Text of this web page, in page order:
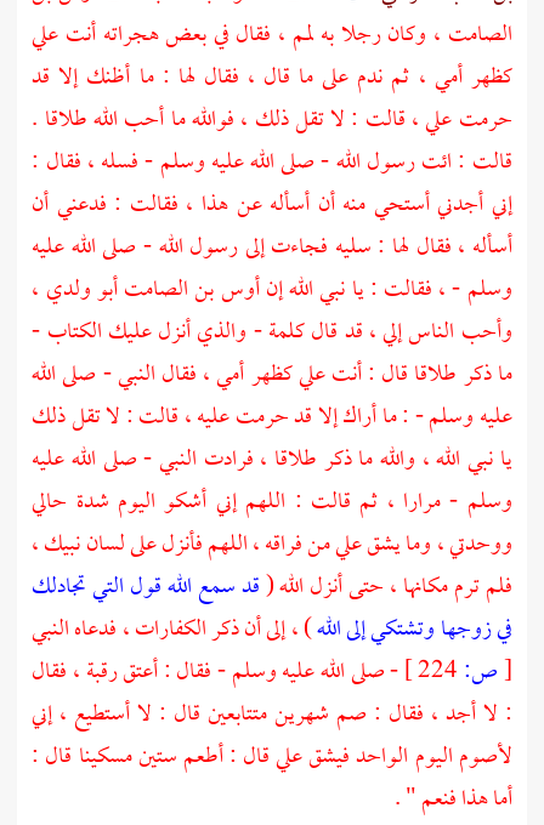
الصامت ، وكان رجلا به لمم ، فقال في بعض هجراته أنت علي
كظهر أمي ، ثم ندم على ما قال ، فقال لها : ما أظنك إلا قد
حرمت علي ، قالت : لا تقل ذلك ، فوالله ما أحب الله طلاقا .
قالت : ائت رسول الله - صلى الله عليه وسلم - فسله ، فقال :
إني أجدني أستحي منه أن أسأله عن هذا ، فقالت : فدعني أن
أسأله ، فقال لها : سليه فجاءت إلى رسول الله - صلى الله عليه
وسلم - ، فقالت : يا نبي الله إنأوس بن الصامتأبو ولدي ،
وأحب الناس إلي ، قد قال كلمة - والذي أنزل عليك الكتاب -
ما ذكر طلاقا قال : أنت علي كظهر أمي ، فقال النبي - صلى الله
عليه وسلم - : ما أراك إلا قد حرمت عليه ، قالت : لا تقل ذلك
يا نبي الله ، والله ما ذكر طلاقا ، فرادت النبي - صلى الله عليه
وسلم - مرارا ، ثم قالت : اللهم إني أشكو اليوم شدة حالي
ووحدتي ، وما يشق علي من فراقه ، اللهم فأنزل على لسان نبيك ،
فلم ترم مكانها ، حتى أنزل الله (قد سمع الله قول التي تجادلك
في زوجها وتشتكي إلى الله) ، إلى أن ذكر الكفارات ، فدعاه النبي
[ص:
- صلى الله عليه وسلم - فقال : أعتق رقبة ، فقال
: لا أجد ، فقال : صم شهرين متتابعين قال : لا أستطيع ، إني
لأصوم اليوم الواحد فيشق علي قال : أطعم ستين مسكينا قال :
أما هذا فنعم " .